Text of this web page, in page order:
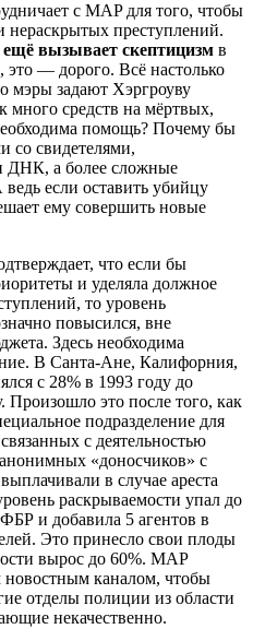
с MAP для того, чтобы
нераскрытых преступлений.
вызывает скептицизм в
— дорого. Всё настолько
мэры задают Хэргроуву
много средств на мёртвых,
помощь? Почему бы
со свидетелями,
ДНК, а более сложные
если оставить убийцу
ему совершить новые
что если бы
и уделяла должное
то уровень
повысился, вне
Здесь необходима
В Санта-Ане, Калифорния,
с 28% в 1993 году до
Произошло это после того, как
подразделение для
с деятельностью
«доносчиков» с
в случае ареста
раскрываемости упал до
и добавила 5 агентов в
Это принесло свои плоды
вырос до 60%. MAP
каналом, чтобы
отделы полиции из области
некачественно.